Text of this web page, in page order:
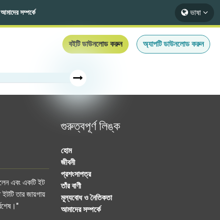
আমাদের সম্পর্কে ভাষা
বইটি ডাউনলোড করুন অ্যাপটি ডাউনলোড করুন
এবং একটি ইট
তার জায়গায়
গুরুত্বপূর্ণ লিঙ্ক
হোম
জীবনী
প্রশংসাপত্র
তাঁর বাণী
মূল্যবোধ ও নৈতিকতা
আমাদের সম্পর্কে